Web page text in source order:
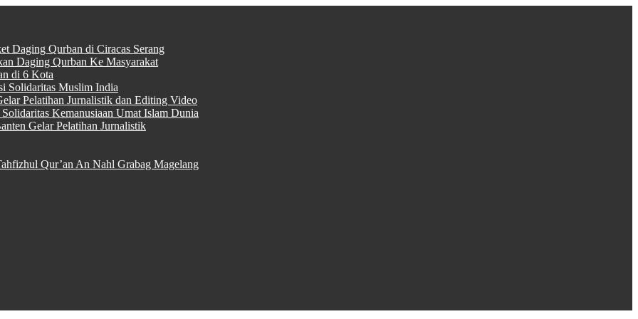
Daging Qurban di Ciracas Serang
Daging Qurban Ke Masyarakat
di 6 Kota
Solidaritas Muslim India
Pelatihan Jurnalistik dan Editing Video
Kemanusiaan Umat Islam Dunia
Gelar Pelatihan Jurnalistik
Qur’an An Nahl Grabag Magelang